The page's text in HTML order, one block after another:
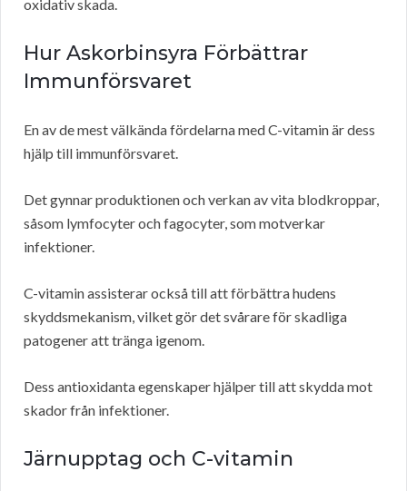
oxidativ skada.
Hur Askorbinsyra Förbättrar
Immunförsvaret
En av de mest välkända fördelarna med C-vitamin är dess
hjälp till immunförsvaret.
Det gynnar produktionen och verkan av vita blodkroppar,
såsom lymfocyter och fagocyter, som motverkar
infektioner.
C-vitamin assisterar också till att förbättra hudens
skyddsmekanism, vilket gör det svårare för skadliga
patogener att tränga igenom.
Dess antioxidanta egenskaper hjälper till att skydda mot
skador från infektioner.
Järnupptag och C-vitamin